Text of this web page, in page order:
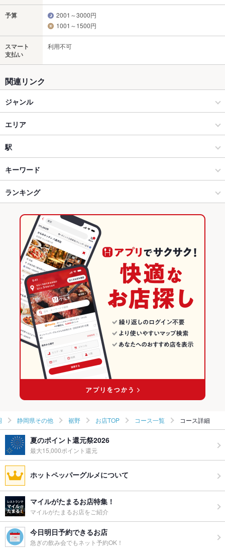
予算
2001～3000円
1001～1500円
スマート
支払い
利用不可
関連リンク
ジャンル
居酒屋
洋・和洋・各国料理・その他
静岡県その他 × 居酒屋
静岡県その他 × 洋・和洋・各国料理・その他
長泉なめり駅 × 居酒屋
長泉なめり駅 × 洋・和洋・各国料理・その他
お好み焼き・もんじゃ
粉もの全般
静岡県その他 × お好み焼き・もんじゃ
静岡県その他 × 粉もの全般
長泉なめり駅 × お好み焼き・もんじゃ
長泉なめり駅 × 粉もの全般
エリア
裾野
裾野 × 居酒屋
裾野 × 洋・和洋・各国料理・その他
裾野 × お好み焼き・もんじゃ
裾野 × 粉もの全般
静岡 × 居酒屋
静岡 × 洋・和洋・各国料理・その他
静岡 × お好み焼き・もんじゃ
静岡 × 粉もの全般
駅
長泉なめり駅
キーワード
エビ料理
パンケーキ パフェ
広島お好み焼き 明太子チーズもんじゃ
ランキング
静岡のグルメランキング
静岡の居酒屋ランキング
静岡県その他のグルメランキング
静岡県その他の居酒屋ランキング
裾野のグルメランキング
裾野の居酒屋ランキング
静岡県その他 裾野 お店TOP コース一覧 コース詳細
夏のポイント還元祭2026
最大15,000ポイント還元
ホットペッパーグルメについて
マイルがたまるお店特集！
マイルがたまるお店をご紹介
今日明日予約できるお店
急ぎの飲み会でもネット予約OK！